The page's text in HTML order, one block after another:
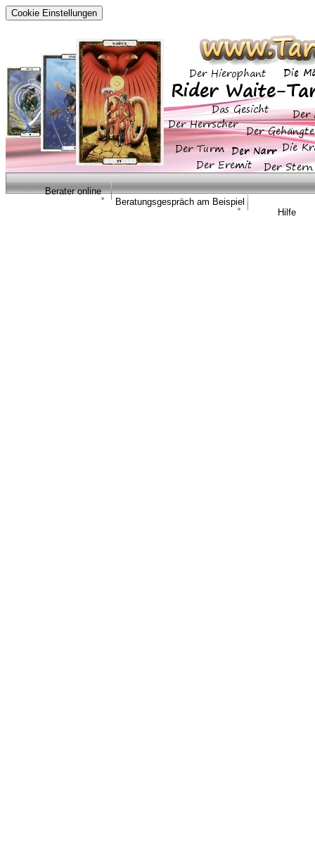
Cookie Einstellungen
Berater online
Beratungsgespräch am Beispiel
Hilfe